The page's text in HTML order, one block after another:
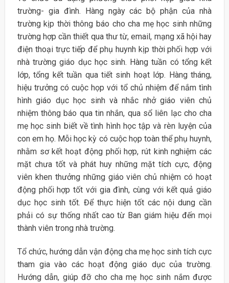
trường- gia đình. Hàng ngày các bộ phận của nhà
trường kịp thời thông báo cho cha mẹ học sinh những
trường hợp cần thiết qua thư từ, email, mạng xã hội hay
điện thoại trực tiếp để phụ huynh kịp thời phối hợp với
nhà trường giáo dục học sinh. Hàng tuần có tổng kết
lớp, tổng kết tuần qua tiết sinh hoạt lớp. Hàng tháng,
hiệu trưởng có cuộc họp với tổ chủ nhiệm để nắm tình
hình giáo dục học sinh và nhắc nhở giáo viên chủ
nhiệm thông báo qua tin nhắn, qua sổ liên lạc cho cha
mẹ học sinh biết về tình hình học tập và rèn luyện của
con em họ. Mỗi học kỳ có cuộc họp toàn thể phụ huynh,
nhằm sơ kết hoạt động phối hợp, rút kinh nghiệm các
mặt chưa tốt và phát huy những mặt tích cực, động
viên khen thưởng những giáo viên chủ nhiệm có hoạt
động phối hợp tốt với gia đình, cùng với kết quả giáo
dục học sinh tốt. Để thực hiện tốt các nội dung cần
phải có sự thống nhất cao từ Ban giám hiệu đến mọi
thành viên trong nhà trường.
Tổ chức, hướng dẫn vận động cha mẹ học sinh tích cực
tham gia vào các hoạt động giáo dục của trường.
Hướng dẫn, giúp đỡ cho cha mẹ học sinh nắm được